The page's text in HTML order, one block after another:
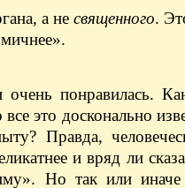
а не священного.
очень понравилась.
это досконально
Правда,
и вряд ли
Но так или